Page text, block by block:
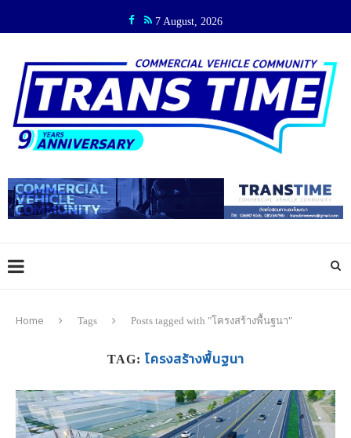
7 August, 2026
Home Tags Posts tagged with "โครงสร้างพื้นฐนา"
TAG: โครงสร้างพื้นฐนา